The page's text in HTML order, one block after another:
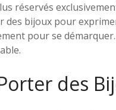
réservés
des bijoux pour
pour se
des